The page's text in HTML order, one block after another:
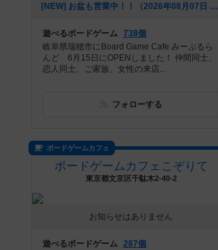
[NEW] お盆も営業中！！（2026年08月07日 00時53分）
遊べるボードゲーム 738個
岐阜県瑞穂市にBoard Game Cafe みーぷるら
んど 6月15日にOPENしました！ 仲間同士、
恋人同士、ご家族、女性の来店...
フォローする
ボードゲームカフェ
ボードゲームカフェこぞりて
東京都文京区千駄木2-40-2
お知らせはありません
遊べるボードゲーム 287個